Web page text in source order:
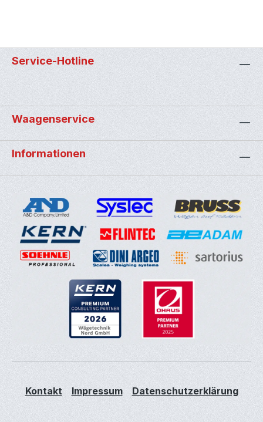
Service-Hotline
Waagenservice
Informationen
Kontakt Impressum Datenschutzerklärung